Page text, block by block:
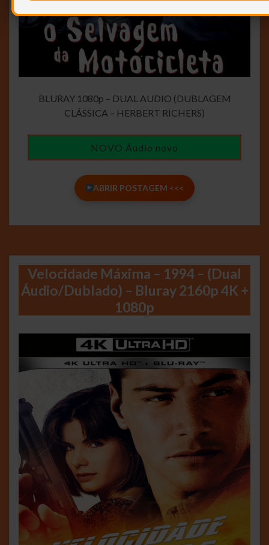
BLURAY 1080p – DUAL AUDIO (DUBLAGEM
CLÁSSICA – HERBERT RICHERS)
NOVO Áudio novo
ABRIR POSTAGEM <<<
Velocidade Máxima – 1994 – (Dual
Áudio/Dublado) – Bluray 2160p 4K +
1080p